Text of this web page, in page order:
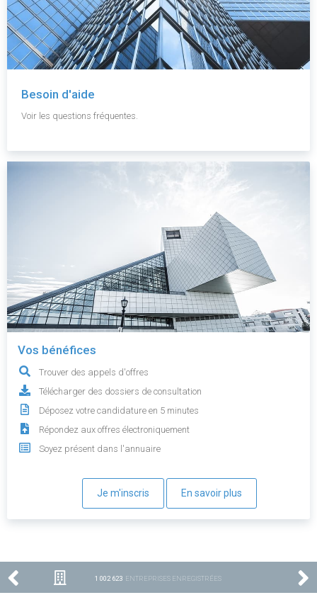
Besoin d'aide
Voir les questions fréquentes.
Vos bénéfices
Trouver des appels d'offres
Télécharger des dossiers de consultation
Déposez votre candidature en 5 minutes
Répondez aux offres électroniquement
Soyez présent dans l'annuaire
Je m'inscris En savoir plus
1 002 623 ENTREPRISES ENREGISTRÉES